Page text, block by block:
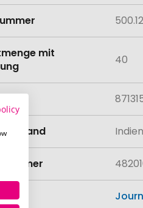
mit
40
Indien